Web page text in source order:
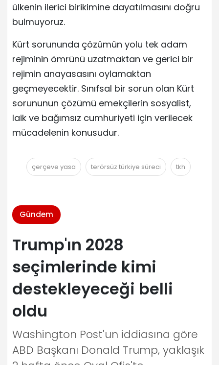
ülkenin ilerici birikimine dayatılmasını doğru
bulmuyoruz.
Kürt sorununda çözümün yolu tek adam
rejiminin ömrünü uzatmaktan ve gerici bir
rejimin anayasasını oylamaktan
geçmeyecektir. Sınıfsal bir sorun olan Kürt
sorununun çözümü emekçilerin sosyalist,
laik ve bağımsız cumhuriyeti için verilecek
mücadelenin konusudur.
çerçeve yasa terörsüz türkiye süreci tkh
Gündem
Trump'ın 2028
seçimlerinde kimi
destekleyeceği belli
oldu
Washington Post'un iddiasına göre
ABD Başkanı Donald Trump, yaklaşık